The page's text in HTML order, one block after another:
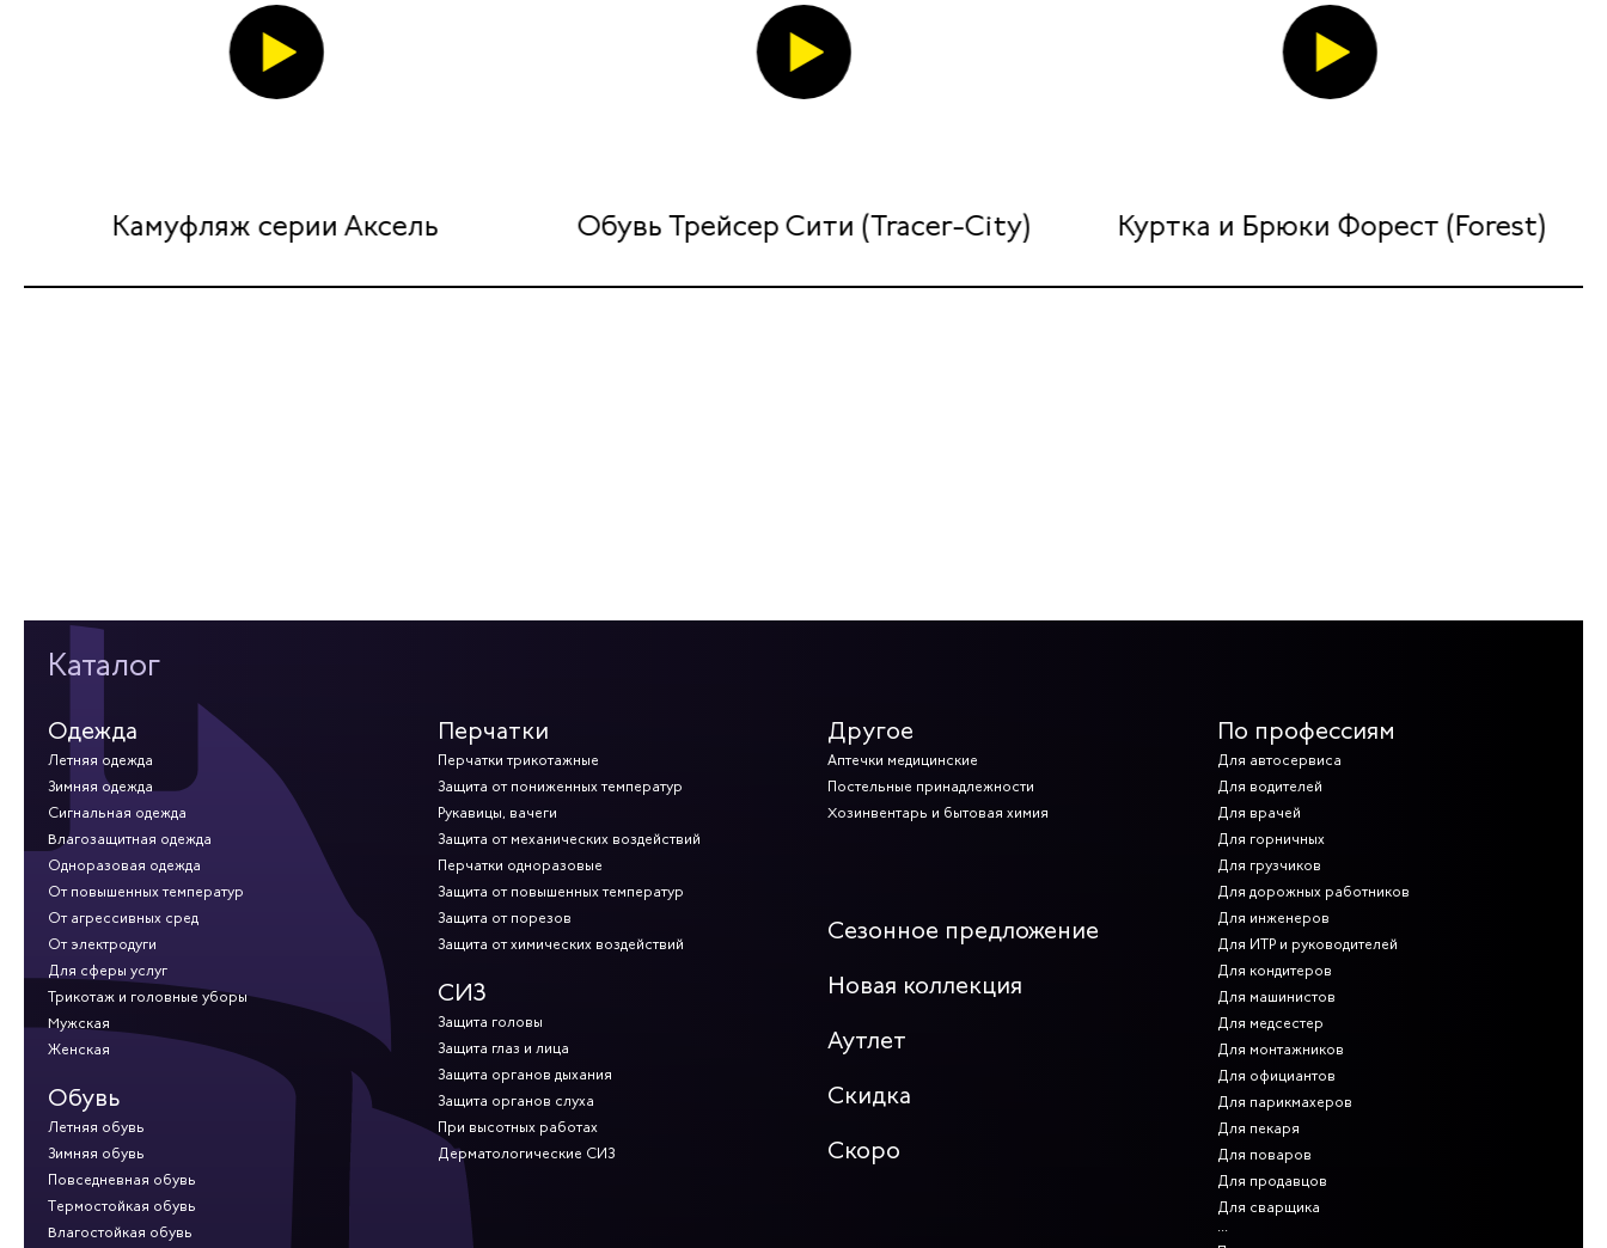
Камуфляж серии Аксель Обувь Трейсер Сити (Tracer-City) Куртка и Брюки Форест (Forest)
Каталог
Одежда
Летняя одежда
Зимняя одежда
Сигнальная одежда
Влагозащитная одежда
Одноразовая одежда
От повышенных температур
От агрессивных сред
От электродуги
Для сферы услуг
Трикотаж и головные уборы
Мужская
Женская
Обувь
Летняя обувь
Зимняя обувь
Повседневная обувь
Термостойкая обувь
Влагостойкая обувь
Перчатки
Перчатки трикотажные
Защита от пониженных температур
Рукавицы, вачеги
Защита от механических воздействий
Перчатки одноразовые
Защита от повышенных температур
Защита от порезов
Защита от химических воздействий
СИЗ
Защита головы
Защита глаз и лица
Защита органов дыхания
Защита органов слуха
При высотных работах
Дерматологические СИЗ
Другое
Аптечки медицинские
Постельные принадлежности
Хозинвентарь и бытовая химия
Сезонное предложение
Новая коллекция
Аутлет
Скидка
Скоро
По профессиям
Для автосервиса
Для водителей
Для врачей
Для горничных
Для грузчиков
Для дорожных работников
Для инженеров
Для ИТР и руководителей
Для кондитеров
Для машинистов
Для медсестер
Для монтажников
Для официантов
Для парикмахеров
Для пекаря
Для поваров
Для продавцов
Для сварщика